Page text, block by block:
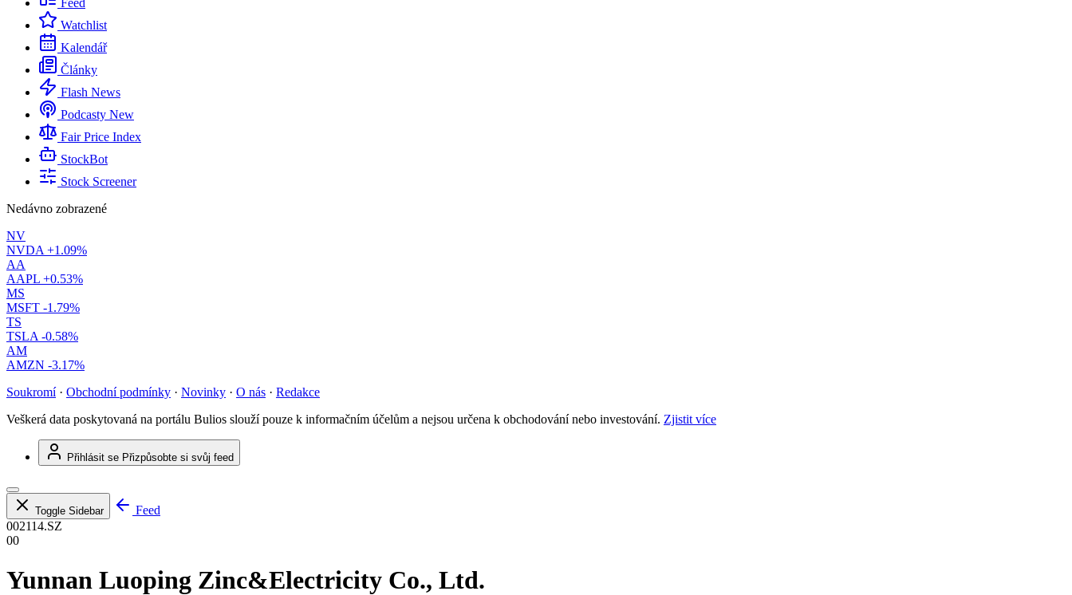
Feed
Watchlist
Kalendář
Články
Flash News
Podcasty New
Fair Price Index
StockBot
Stock Screener
Nedávno zobrazené
NV
NVDA +1.09%
AA
AAPL +0.53%
MS
MSFT -1.79%
TS
TSLA -0.58%
AM
AMZN -3.17%
Soukromí · Obchodní podmínky · Novinky · O nás · Redakce
Veškerá data poskytovaná na portálu Bulios slouží pouze k informačním účelům a nejsou určena k obchodování nebo investování. Zjistit více
Přihlásit se Přizpůsobte si svůj feed
Toggle Sidebar
Feed
002114.SZ
00
Yunnan Luoping Zinc&Electricity Co., Ltd.